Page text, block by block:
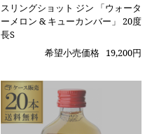
スリングショット ジン 「ウォータ
ーメロン & キューカンバー」 20度
長S
希望小売価格 19,200円